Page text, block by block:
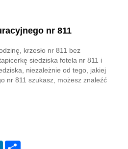
nr 811
krzesło nr 811 bez
siedziska fotela nr 811 i
niezależnie od tego, jakiej
nr 811 szukasz, możesz znaleźć
LinkedIn